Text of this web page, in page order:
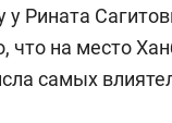
Рината
что на место
самых